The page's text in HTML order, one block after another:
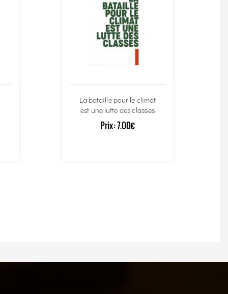
La bataille pour le climat
est une lutte des classes
Prix:7.00€